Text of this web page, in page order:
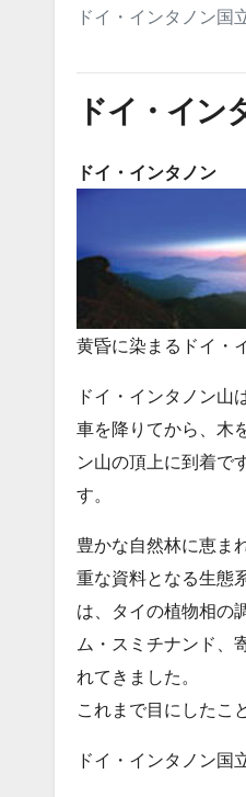
ドイ・インタノン
ドイ・イ
ドイ・インタノン
黄昏に染まるドイ・
ドイ・インタノン山
車を降りてから、木
ン山の頂上に到着で
す。
豊かな自然林に恵ま
重な資料となる生態
は、タイの植物相の
ム・スミチナンド、
れてきました。
これまで目にしたこ
ドイ・インタノン国